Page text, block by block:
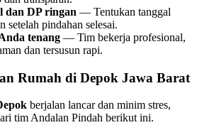
dan DP ringan — Tentukan tanggal
setelah pindahan selesai.
tenang — Tim bekerja profesional,
dan tersusun rapi.
Rumah di Depok Jawa Barat
berjalan lancar dan minim stres,
tim Andalan Pindah berikut ini.